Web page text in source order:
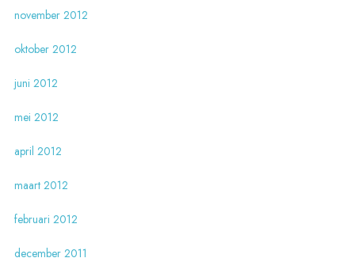
november 2012
oktober 2012
juni 2012
mei 2012
april 2012
maart 2012
februari 2012
december 2011